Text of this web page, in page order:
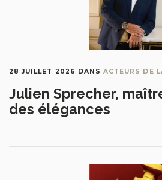
28 JUILLET 2026 DANSACTEURS DE
Julien Sprecher,
des élégances